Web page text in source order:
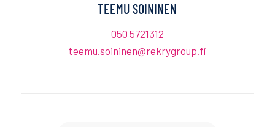
TEEMU SOININEN
050 5721312
teemu.soininen@rekrygroup.fi